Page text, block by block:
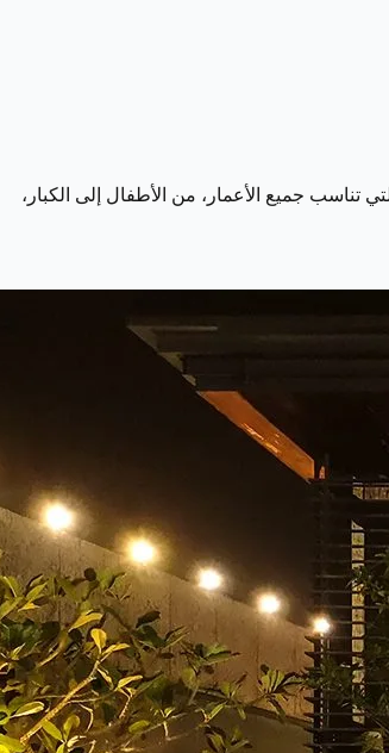
تناسب جميع الأعمار، من الأطفال إلى الكبار،